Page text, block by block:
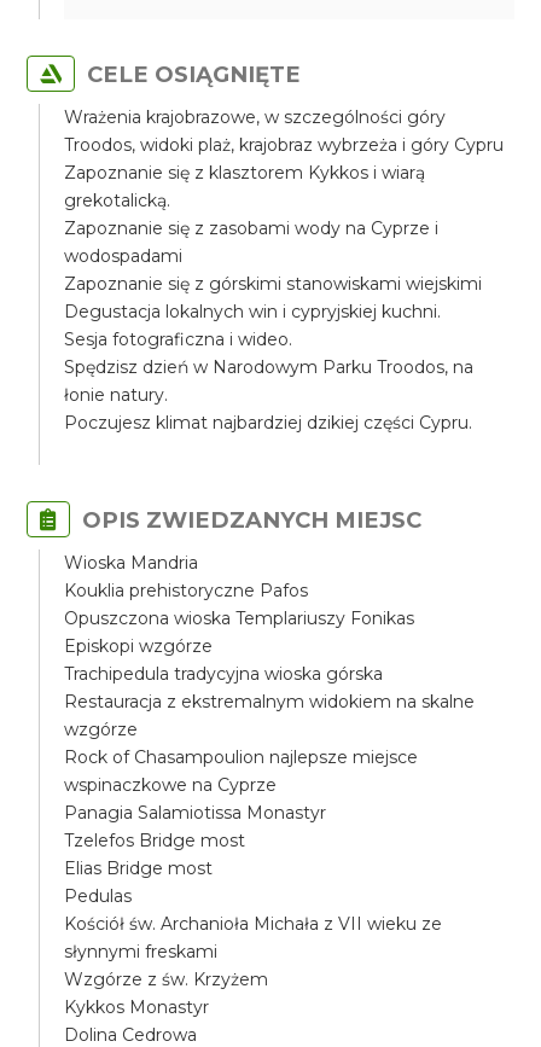
CELE OSIĄGNIĘTE
Wrażenia krajobrazowe, w szczególności góry
Troodos, widoki plaż, krajobraz wybrzeża i góry Cypru
Zapoznanie się z klasztorem Kykkos i wiarą
grekotalicką.
Zapoznanie się z zasobami wody na Cyprze i
wodospadami
Zapoznanie się z górskimi stanowiskami wiejskimi
Degustacja lokalnych win i cypryjskiej kuchni.
Sesja fotograficzna i wideo.
Spędzisz dzień w Narodowym Parku Troodos, na
łonie natury.
Poczujesz klimat najbardziej dzikiej części Cypru.
OPIS ZWIEDZANYCH MIEJSC
Wioska Mandria
Kouklia prehistoryczne Pafos
Opuszczona wioska Templariuszy Fonikas
Episkopi wzgórze
Trachipedula tradycyjna wioska górska
Restauracja z ekstremalnym widokiem na skalne
wzgórze
Rock of Chasampoulion najlepsze miejsce
wspinaczkowe na Cyprze
Panagia Salamiotissa Monastyr
Tzelefos Bridge most
Elias Bridge most
Pedulas
Kościół św. Archanioła Michała z VII wieku ze
słynnymi freskami
Wzgórze z św. Krzyżem
Kykkos Monastyr
Dolina Cedrowa